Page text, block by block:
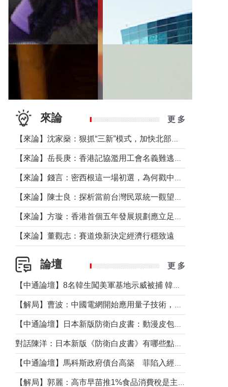
來論 更 多
【來論】董觀志：賽道煥新決定經濟行穩致遠
論壇 更 多